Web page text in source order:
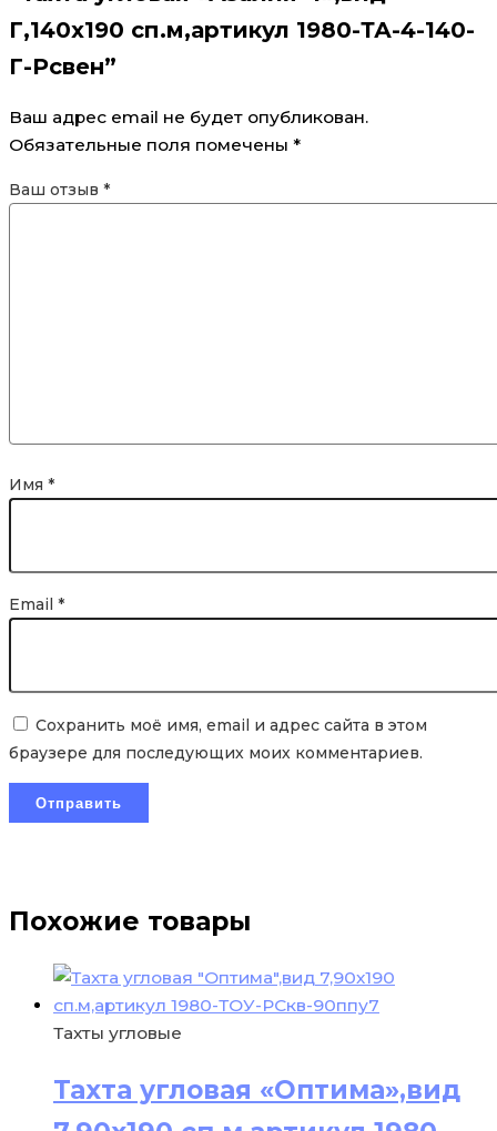
Г,140х190 сп.м,артикул 1980-ТА-4-140-
Г-Рсвен”
Ваш адрес email не будет опубликован.
Обязательные поля помечены *
Ваш отзыв *
Имя *
Email *
Сохранить моё имя, email и адрес сайта в этом
браузере для последующих моих комментариев.
Похожие товары
Тахты угловые
Тахта угловая «Оптима»,вид